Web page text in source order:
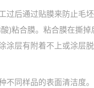
后通过贴膜来防止毛
)粘合膜。粘合膜在撕
层有附着不上或涂层脱
同样品的表面清洁度。